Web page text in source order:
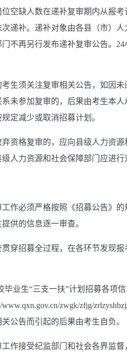
空缺人数在递补复审期内从报
递补。递补对象由各县（市）
不再另行发布递补复审公告。
生须关注复审相关公告，如因
未参加复审的，后果由考生本
定减少或取消招募计划。
资格复审的，应向县级人力资
人力资源和社会保障部门应进行
工作必须严格按照《招募公告》
供的信息逐一审查。
贯穿招募全过程，在各环节发现
毕业生“三支一扶”计划招募各项
zwgk/zfjg/
公告而引起的后果由考生自负。
工作接受纪监部门和社会各界监